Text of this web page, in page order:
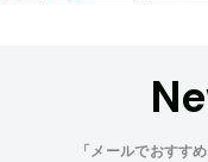
「メールでおすす